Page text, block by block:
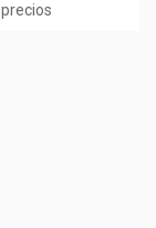
precios